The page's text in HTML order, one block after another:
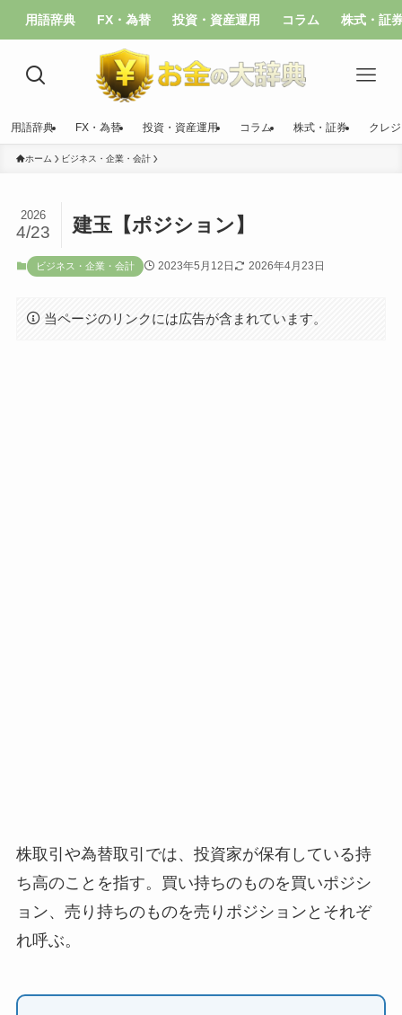
用語辞典 FX・為替 投資・資産運用 コラム 株式・証
用語辞典 FX・為替 投資・資産運用 コラム 株式・証券 クレ
ホーム ビジネス・企業・会計
建玉【ポジション】
2026
4/23
ビジネス・企業・会計 2023年5月12日 2026年4月23日
当ページのリンクには広告が含まれています。
株取引や為替取引では、投資家が保有している持
ち高のことを指す。買い持ちのものを買いポジシ
ョン、売り持ちのものを売りポジションとそれぞ
れ呼ぶ。